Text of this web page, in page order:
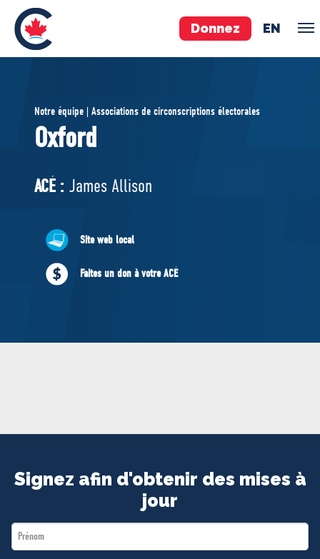
Donnez EN
ÉQUIPE
Pierre Poilievre
Vos députés conservateurs
Cabinet fantôme
Exécutif national
À PROPOS
Documents constitutifs
Notre équipe | Associations de circonscriptions électorales
Oxford
ACÉ : James Allison
Site web local
Faites un don à votre ACÉ
Signez afin d'obtenir des mises à
jour
First
Name